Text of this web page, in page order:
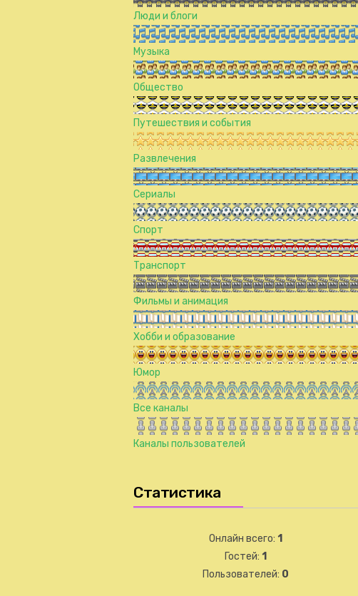
Люди и блоги
Музыка
Общество
Путешествия и события
Развлечения
Сериалы
Спорт
Транспорт
Фильмы и анимация
Хобби и образование
Юмор
Все каналы
Каналы пользователей
Статистика
Онлайн всего: 1
Гостей: 1
Пользователей: 0